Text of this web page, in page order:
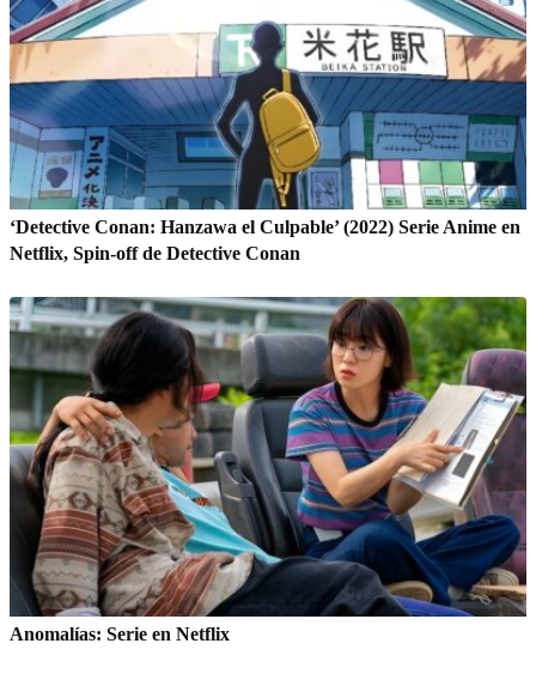
‘Detective Conan: Hanzawa el Culpable’ (2022) Serie Anime en
Netflix, Spin-off de Detective Conan
Anomalías: Serie en Netflix